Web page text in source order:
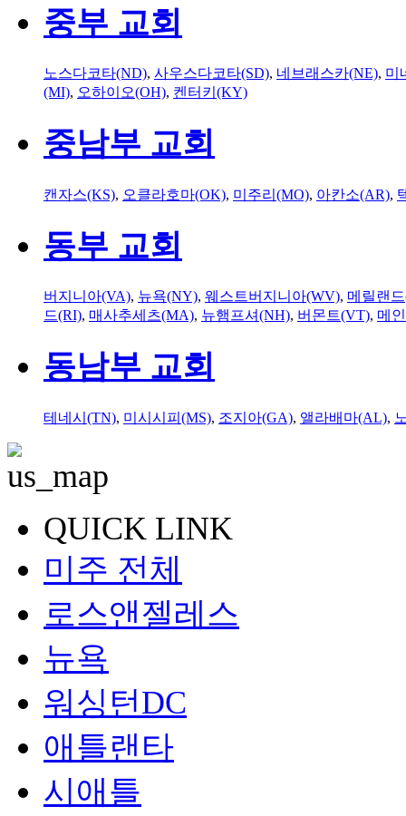
중부 교회
노스다코타(ND), 사우스다코타(SD), 네브래스카(NE), 미
(MI), 오하이오(OH), 켄터키(KY)
중남부 교회
캔자스(KS), 오클라호마(OK), 미주리(MO), 아칸소(AR),
동부 교회
버지니아(VA), 뉴욕(NY), 웨스트버지니아(WV), 메릴랜
드(RI), 매사추세츠(MA), 뉴햄프셔(NH), 버몬트(VT), 메
동남부 교회
테네시(TN), 미시시피(MS), 조지아(GA), 앨라배마(AL),
QUICK LINK
미주 전체
로스앤젤레스
뉴욕
워싱턴DC
애틀랜타
시애틀